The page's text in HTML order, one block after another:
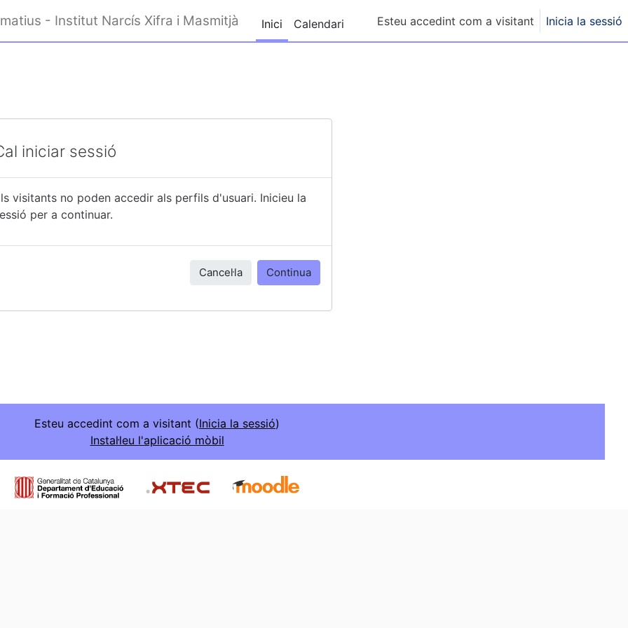
- Institut Narcís Xifra i Masmitjà Inici Calendari Esteu accedint com a visitant Inicia la sessió
iniciar sessió
visitants no poden accedir als perfils d'usuari. Inicieu la
per a continuar.
Cancel·la Continua
Esteu accedint com a visitant (Inicia la sessió)
Instal·leu l'aplicació mòbil